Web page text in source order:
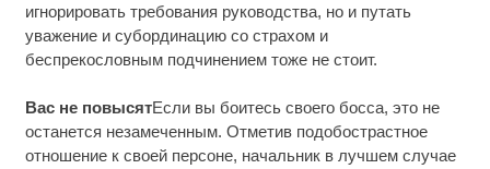
игнорировать требования руководства, но и путать
уважение и субординацию со страхом и
беспрекословным подчинением тоже не стоит.
Вас не повысятЕсли вы боитесь своего босса, это не
останется незамеченным. Отметив подобострастное
отношение к своей персоне, начальник в лучшем случае